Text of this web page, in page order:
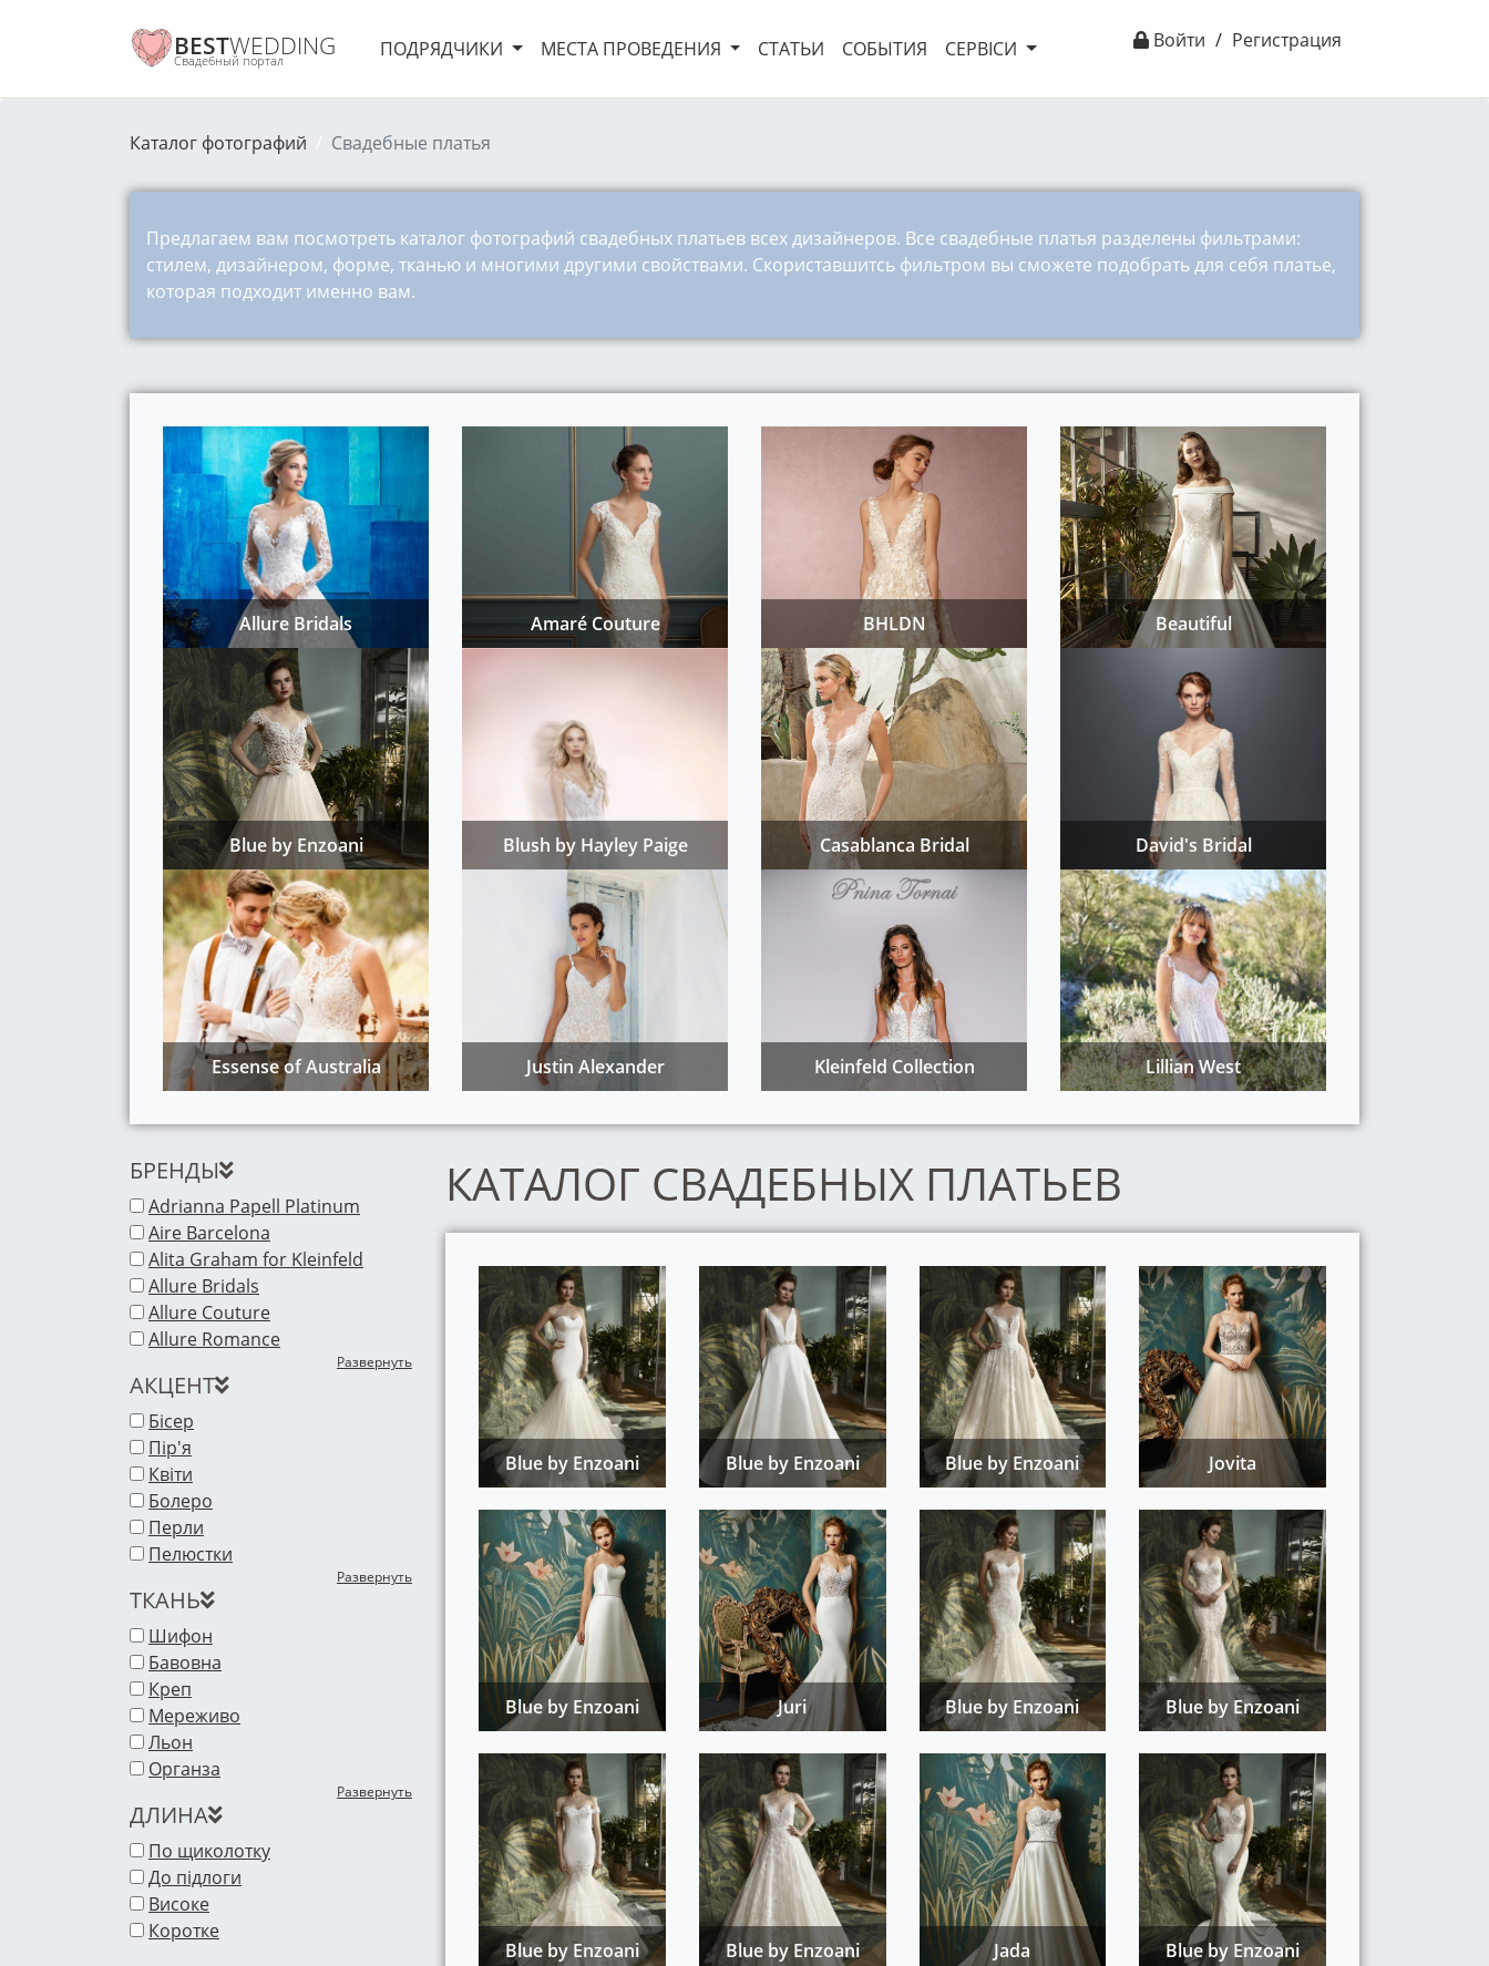
BESTWEDDING
Свадебный портал ПОДРЯДЧИКИ МЕСТА ПРОВЕДЕНИЯ СТАТЬИ СОБЫТИЯ СЕРВІСИ Войти / Регистрация
Каталог фотографий Свадебные платья
Предлагаем вам посмотреть каталог фотографий свадебных платьев всех дизайнеров. Все свадебные платья разделены фильтрами:
стилем, дизайнером, форме, тканью и многими другими свойствами. Скориставшитсь фильтром вы сможете подобрать для себя платье,
которая подходит именно вам.
Allure Bridals Amaré Couture BHLDN Beautiful
Blue by Enzoani Blush by Hayley Paige Casablanca Bridal David's Bridal
Essense of Australia Justin Alexander Kleinfeld Collection Lillian West
БРЕНДЫ
Adrianna Papell Platinum
Aire Barcelona
Alita Graham for Kleinfeld
Allure Bridals
Allure Couture
Allure Romance
Развернуть
АКЦЕНТ
Бісер
Пір'я
Квіти
Болеро
Перли
Пелюстки
Развернуть
ТКАНЬ
Шифон
Бавовна
Креп
Мереживо
Льон
Органза
Развернуть
ДЛИНА
По щиколотку
До підлоги
Високе
Коротке
КАТАЛОГ СВАДЕБНЫХ ПЛАТЬЕВ
Blue by Enzoani Blue by Enzoani Blue by Enzoani Jovita
Blue by Enzoani Juri Blue by Enzoani Blue by Enzoani
Blue by Enzoani Blue by Enzoani Jada Blue by Enzoani